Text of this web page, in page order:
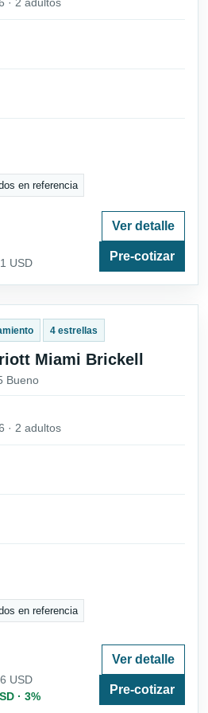
en referencia
USD
Ver detalle
Pre-cotizar
4 estrellas
Miami Brickell
Bueno
· 2 adultos
en referencia
USD
· 3%
Ver detalle
Pre-cotizar